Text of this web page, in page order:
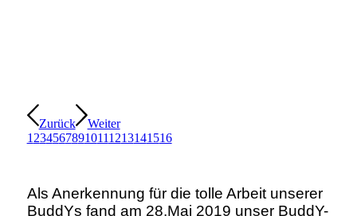
Zurück
Weiter
1 2345678910111213141516
Als Anerkennung für die tolle Arbeit unserer
BuddYs fand am 28.Mai 2019 unser BuddY-